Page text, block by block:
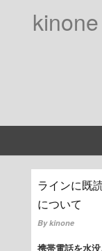
ラインに既
について
Bykinone
携帯電話を水